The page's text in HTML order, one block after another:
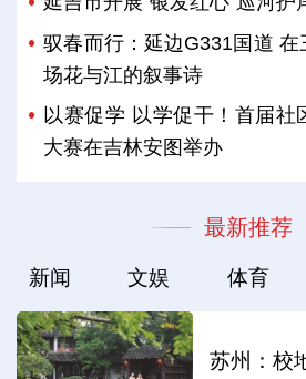
驭春而行：延边G331国道 在
场花与江的叙事诗
以赛促学 以学促干！首届社
大赛在吉林安图举办
最新推荐
新闻 文娱 体育
苏州：校